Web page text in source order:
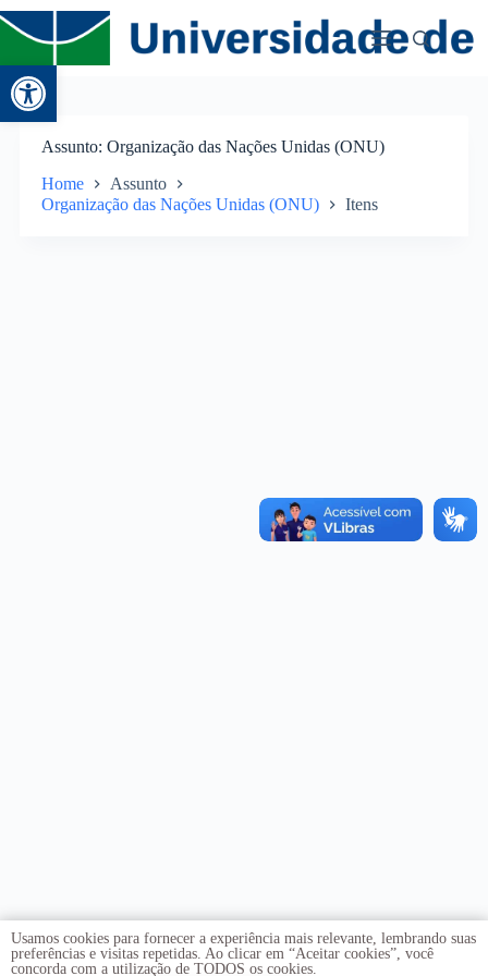
Abrir a barra de ferramentas
Assunto Organização das Nações Unidas (ONU)
Home
Assunto
Organização das Nações Unidas (ONU)
Itens
Usamos cookies para fornecer a experiência mais relevante, lembrando suas
preferências e visitas repetidas. Ao clicar em “Aceitar cookies”, você
concorda com a utilização de TODOS os cookies.